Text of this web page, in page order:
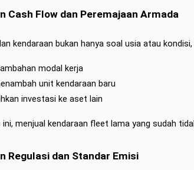
Cash Flow dan Peremajaan Armada
kendaraan bukan hanya soal usia atau
modal kerja
unit kendaraan baru
investasi ke aset lain
menjual kendaraan fleet lama yang sudah
Regulasi dan Standar Emisi